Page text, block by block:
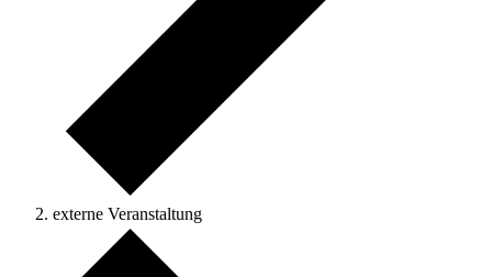
externe Veranstaltung